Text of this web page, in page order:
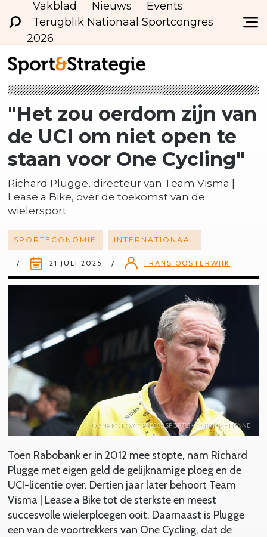
Vakblad Nieuws
Events
Terugblik Nationaal Sportcongres
2026
"Het zou oerdom zijn van
de UCI om niet open te
staan voor One Cycling"
Richard Plugge, directeur van Team Visma |
Lease a Bike, over de toekomst van de
wielersport
SPORTECONOMIE INTERNATIONAAL
21 JULI 2025 FRANS OOSTERWIJK
© ANP FOTO/CC PRESSE SPORTS - GARNIER ETIENNE
Toen Rabobank er in 2012 mee stopte, nam Richard
Plugge met eigen geld de gelijknamige ploeg en de
UCI-licentie over. Dertien jaar later behoort Team
Visma | Lease a Bike tot de sterkste en meest
succesvolle wielerploegen ooit. Daarnaast is Plugge
een van de voortrekkers van One Cycling, dat de